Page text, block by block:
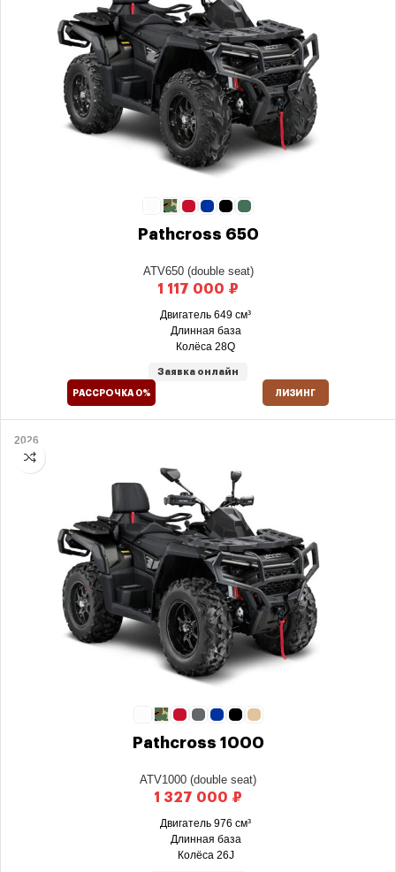
Pathcross 650
ATV650 (double seat)
₽
Двигатель 649 см³
Длинная база
Колёса 28Q
Заявка онлайн
РАССРОЧКА 0% ЛИЗИНГ
2026
Pathcross 1000
ATV1000 (double seat)
₽
Двигатель 976 см³
Длинная база
Колёса 26J